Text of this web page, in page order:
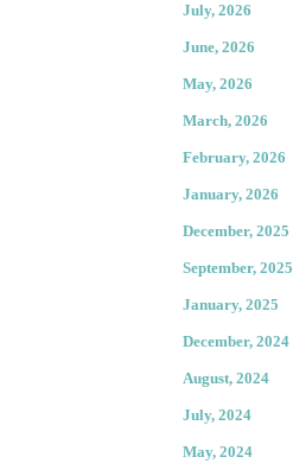
July, 2026
June, 2026
May, 2026
March, 2026
February, 2026
January, 2026
December, 2025
September, 2025
January, 2025
December, 2024
August, 2024
July, 2024
May, 2024